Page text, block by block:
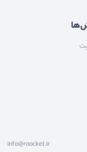
info@roocket.ir